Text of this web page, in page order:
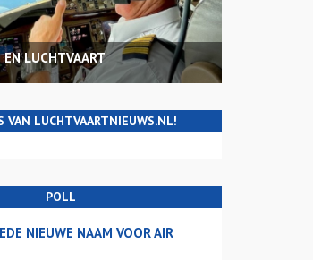
EN LUCHTVAART
VAN LUCHTVAARTNIEUWS.NL!
POLL
NIEUWE NAAM VOOR AIR